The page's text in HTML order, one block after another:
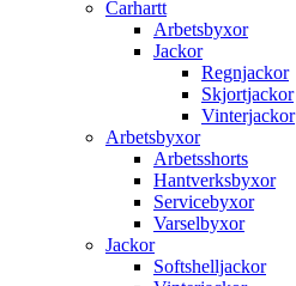
Carhartt
Arbetsbyxor
Jackor
Regnjackor
Skjortjackor
Vinterjackor
Arbetsbyxor
Arbetsshorts
Hantverksbyxor
Servicebyxor
Varselbyxor
Jackor
Softshelljackor